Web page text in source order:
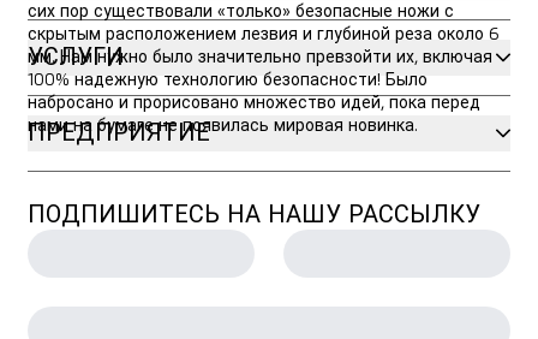
сих пор существовали «только» безопасные ножи с
скрытым расположением лезвия и глубиной реза около 6
мм. Нам нужно было значительно превзойти их, включая
100% надежную технологию безопасности! Было
набросано и прорисовано множество идей, пока перед
нами на бумаге не появилась мировая новинка.
УСЛУГИ
ПРЕДПРИЯТИЕ
ПОДПИШИТЕСЬ НА НАШУ РАССЫЛКУ